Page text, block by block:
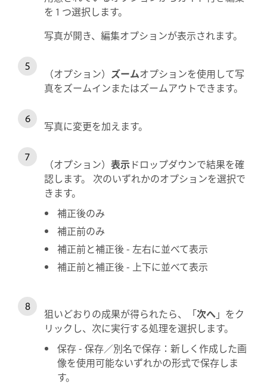
を 1 つ選択します。
写真が開き、編集オプションが表示されます。
（オプション） ズームオプションを使用して写
真をズームインまたはズームアウトできます。
写真に変更を加えます。
（オプション） 表示 ドロップダウンで結果を確
認します。 次のいずれかのオプションを選択で
きます。
補正後のみ
補正前のみ
補正前と補正後 - 左右に並べて表示
補正前と補正後 - 上下に並べて表示
狙いどおりの成果が得られたら、「次へ」をク
リックし、次に実行する処理を選択します。
保存 - 保存／別名で保存：新しく作成した画
像を使用可能ないずれかの形式で保存しま
す。